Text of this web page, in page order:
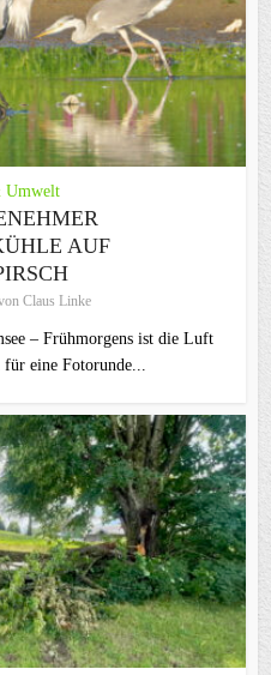
Umwelt
AUF
Claus Linke
– Frühmorgens ist die Luft
für eine Fotorunde...